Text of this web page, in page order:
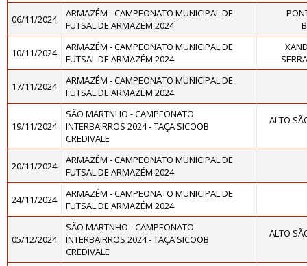
06/11/2024
ARMAZÉM - CAMPEONATO MUNICIPAL DE
FUTSAL DE ARMAZÉM 2024
10/11/2024
ARMAZÉM - CAMPEONATO MUNICIPAL DE
FUTSAL DE ARMAZÉM 2024
17/11/2024
ARMAZÉM - CAMPEONATO MUNICIPAL DE
FUTSAL DE ARMAZÉM 2024
19/11/2024
SÃO MARTNHO - CAMPEONATO
INTERBAIRROS 2024 - TAÇA SICOOB
CREDIVALE
ALTO
20/11/2024
ARMAZÉM - CAMPEONATO MUNICIPAL DE
FUTSAL DE ARMAZÉM 2024
24/11/2024
ARMAZÉM - CAMPEONATO MUNICIPAL DE
FUTSAL DE ARMAZÉM 2024
05/12/2024
SÃO MARTNHO - CAMPEONATO
INTERBAIRROS 2024 - TAÇA SICOOB
CREDIVALE
ALTO